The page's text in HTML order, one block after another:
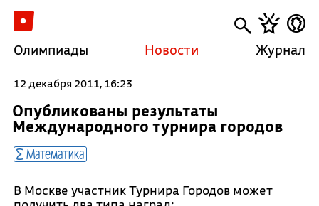
Олимпиады Новости Журнал
12 декабря 2011, 16:23
Опубликованы результаты
Международного турнира городов
Математика
В Москве участник Турнира Городов может